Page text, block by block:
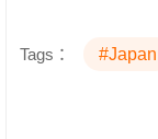
Tags： #Japan